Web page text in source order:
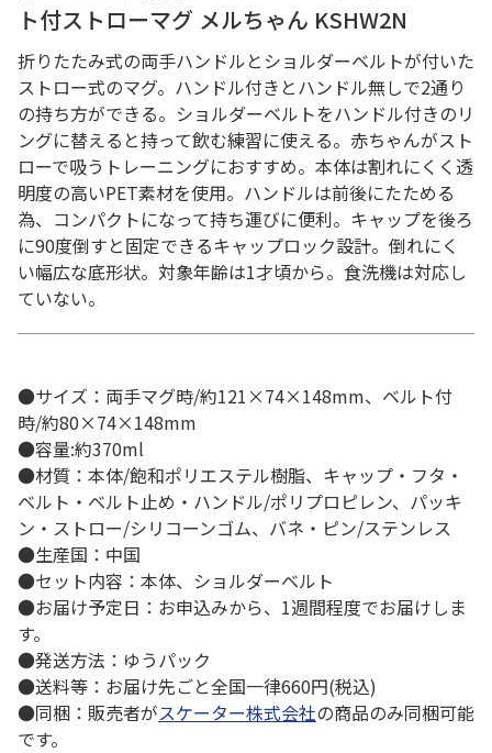
ト付ストローマグ メルちゃん KSHW2N
折りたたみ式の両手ハンドルとショルダーベルトが付いた
ストロー式のマグ。ハンドル付きとハンドル無しで2通り
の持ち方ができる。ショルダーベルトをハンドル付きのリ
ングに替えると持って飲む練習に使える。赤ちゃんがスト
ローで吸うトレーニングにおすすめ。本体は割れにくく透
明度の高いPET素材を使用。ハンドルは前後にたためる
為、コンパクトになって持ち運びに便利。キャップを後ろ
に90度倒すと固定できるキャップロック設計。倒れにく
い幅広な底形状。対象年齢は1才頃から。食洗機は対応し
ていない。
●サイズ：両手マグ時/約121×74×148mm、ベルト付
時/約80×74×148mm
●容量:約370ml
●材質：本体/飽和ポリエステル樹脂、キャップ・フタ・
ベルト・ベルト止め・ハンドル/ポリプロピレン、パッキ
ン・ストロー/シリコーンゴム、バネ・ピン/ステンレス
●生産国：中国
●セット内容：本体、ショルダーベルト
●お届け予定日：お申込みから、1週間程度でお届けしま
す。
●発送方法：ゆうパック
●送料等：お届け先ごと全国一律660円(税込)
●同梱：販売者がスケーター株式会社の商品のみ同梱可能
です。